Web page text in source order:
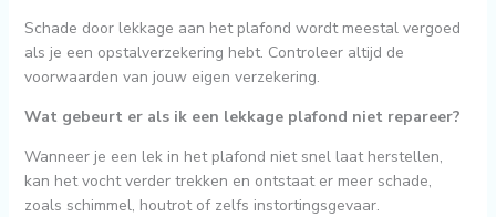
Schade door lekkage aan het plafond wordt meestal vergoed
als je een opstalverzekering hebt. Controleer altijd de
voorwaarden van jouw eigen verzekering.
Wat gebeurt er als ik een lekkage plafond niet repareer?
Wanneer je een lek in het plafond niet snel laat herstellen,
kan het vocht verder trekken en ontstaat er meer schade,
zoals schimmel, houtrot of zelfs instortingsgevaar.